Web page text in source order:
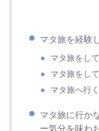
マタ旅を経験
マタ旅をし
マタ旅をし
マタ旅へ行
マタ旅に行か
ー気分を味わ